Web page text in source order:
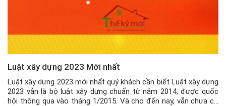
Luật xây dựng 2023 Mới nhất
Luật xây dựng 2023 mới nhất quý khách cần biết Luật xây dựng
2023 vẫn là bộ luật xây dựng chuẩn từ năm 2014, được quốc
hội thông qua vào tháng 1/2015. Và cho đến nay, vẫn chưa có